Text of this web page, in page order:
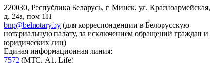
220030, Республика Беларусь, г. Минск, ул. Красноармейская,
д. 24а, пом 1Н
bnp@belnotary.by (для корреспонденции в Белорусскую
нотариальную палату, за исключением обращений граждан и
юридических лиц)
Единая информационная линия:
7572 (МТС, A1, Life)